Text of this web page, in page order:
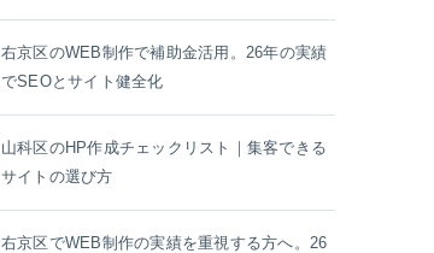
右京区のWEB制作で補助金活用。26年の実績
でSEOとサイト健全化
山科区のHP作成チェックリスト｜集客できる
サイトの選び方
右京区でWEB制作の実績を重視する方へ。26